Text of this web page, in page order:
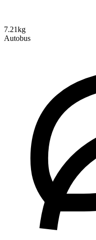
7.21kg
Autobus